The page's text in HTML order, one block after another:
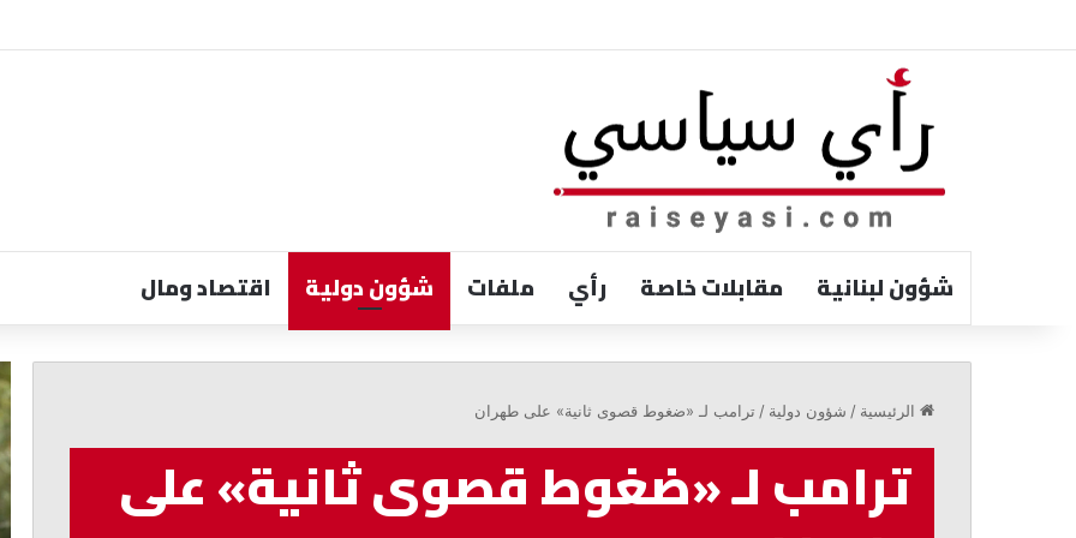
شؤون لبنانية مقابلات خاصة رأي ملفات شؤون دولية اقتصاد ومال
الرئيسية / شؤون دولية / ترامب لـ «ضغوط قصوى ثانية» على طهران
ترامب لـ «ضغوط قصوى ثانية» على
لتوسعة
المرفأ
قبل
حل
أزمة
يعود
الوراء